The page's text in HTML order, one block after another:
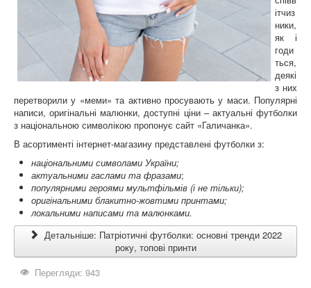
ітчиз
ники,
як і
годи
ться,
деякі
з них
перетворили у «меми» та активно просувають у маси. Популярні
написи, оригінальні малюнки, доступні ціни – актуальні футболки
з національною символікою пропонує сайт «Галичанка».
В асортименті інтернет-магазину представлені футболки з:
національними символами України;
актуальними гаслами та фразами;
популярними героями мультфільмів (і не тільки);
оригінальними блакитно-жовтими принтами;
локальними написами та малюнками.
Детальніше: Патріотичні футболки: основні тренди 2022
року, топові принти
Перегляди: 943